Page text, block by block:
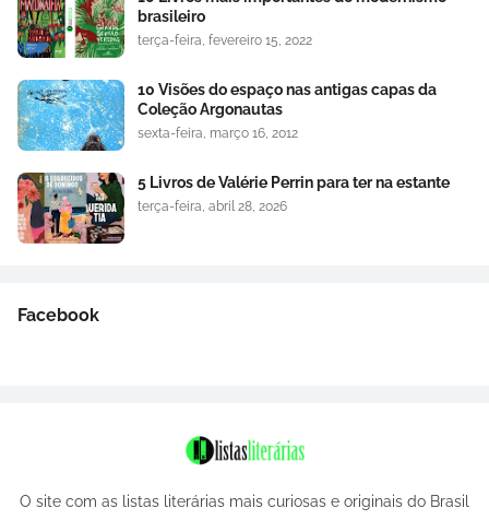
brasileiro
terça-feira, fevereiro 15, 2022
10 Visões do espaço nas antigas capas da
Coleção Argonautas
sexta-feira, março 16, 2012
5 Livros de Valérie Perrin para ter na estante
terça-feira, abril 28, 2026
Facebook
O site com as listas literárias mais curiosas e originais do Brasil